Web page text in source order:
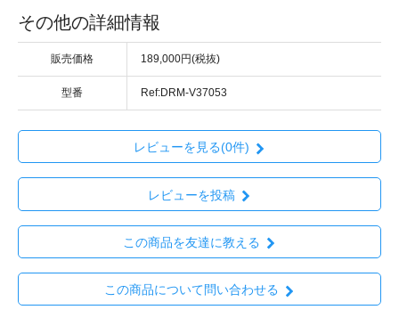
その他の詳細情報
販売価格 189,000円(税抜)
型番 Ref:DRM-V37053
レビューを見る(0件)
レビューを投稿
この商品を友達に教える
この商品について問い合わせる